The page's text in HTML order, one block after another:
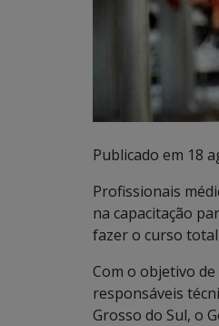
Publicado em 18
Profissionais
na capacitação
fazer o curso
Com o objetivo
responsáveis
Grosso do Sul, o